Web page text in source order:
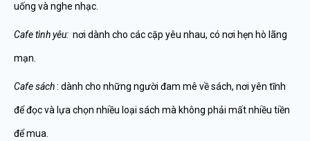
uống và nghe nhạc.
Cafe tình yêu: nơi dành cho các cặp yêu nhau, có nơi hẹn hò lãng
mạn.
Cafe sách: dành cho những người đam mê về sách, nơi yên tĩnh
để đọc và lựa chọn nhiều loại sách mà không phải mất nhiều tiền
để mua.